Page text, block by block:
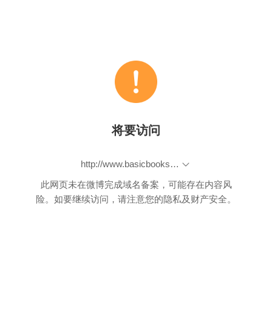
将要访问
http://www.basicbooks.com/full-details?isbn=9780465065707
此网页未在微博完成域名备案，可能存在内容风
险。如要继续访问，请注意您的隐私及财产安全。